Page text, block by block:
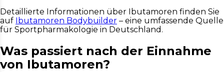
Detaillierte Informationen über Ibutamoren finden Sie
auf Ibutamoren Bodybuilder – eine umfassende Quelle
für Sportpharmakologie in Deutschland.
Was passiert nach der Einnahme
von Ibutamoren?